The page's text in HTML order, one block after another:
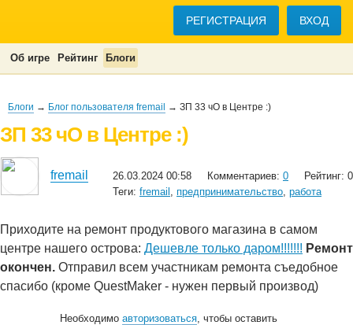
РЕГИСТРАЦИЯ ВХОД
Об игре Рейтинг Блоги
Блоги → Блог пользователя fremail → ЗП 33 чО в Центре :)
ЗП 33 чО в Центре :)
fremail 26.03.2024 00:58 Комментариев: 0
Рейтинг: 0
Теги: fremail , предпринимательство, работа
Приходите на ремонт продуктового магазина в самом
центре нашего острова: Дешевле только даром!!!!!!! Ремонт
окончен. Отправил всем участникам ремонта съедобное
спасибо (кроме QuestMaker - нужен первый производ)
Необходимоавторизоваться, чтобы оставить